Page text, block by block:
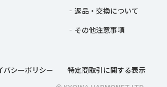
返品・交換について
その他注意事項
バシーポリシー
特定商取引に関する表示